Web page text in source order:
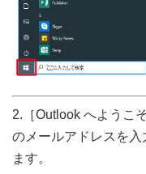
2.［Outlook へようこ
のメールアドレスを
ます。